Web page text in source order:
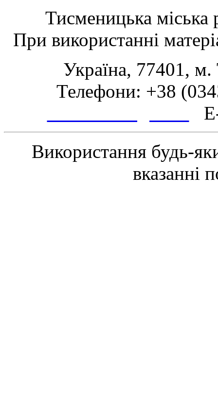
Тисменицька міська
При використанні
Україна, 77401,
Телефони: +38
Використання будь-
вказанні